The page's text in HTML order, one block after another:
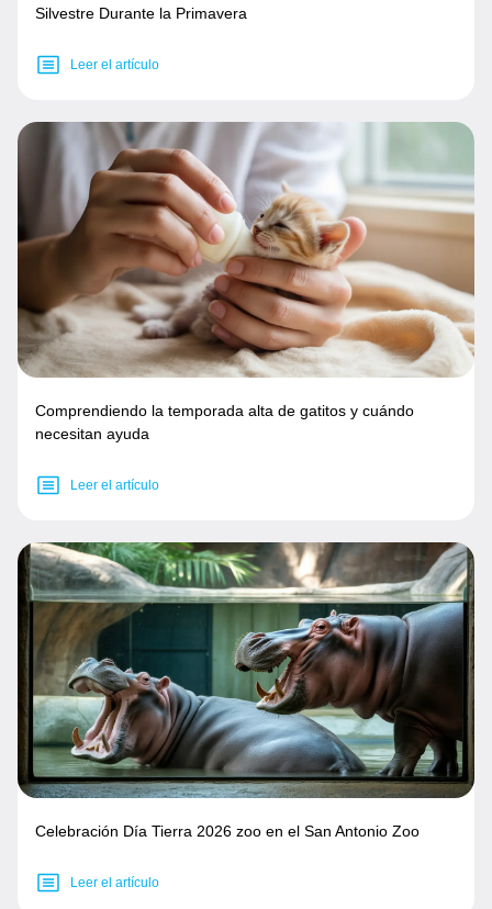
Silvestre Durante la Primavera
Leer el artículo
Comprendiendo la temporada alta de gatitos y cuándo
necesitan ayuda
Leer el artículo
Celebración Día Tierra 2026 zoo en el San Antonio Zoo
Leer el artículo